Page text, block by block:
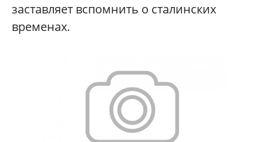
заставляет вспомнить о сталинских
временах.